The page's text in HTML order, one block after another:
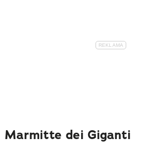
Marmitte dei Giganti